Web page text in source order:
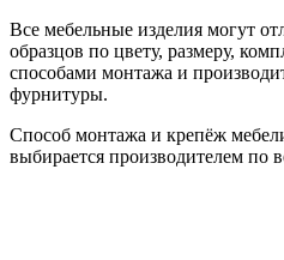
Все мебельные изделия могут
образцов по цвету, размеру,
способами монтажа и
фурнитуры.
Способ монтажа и крепёж
выбирается производителем по